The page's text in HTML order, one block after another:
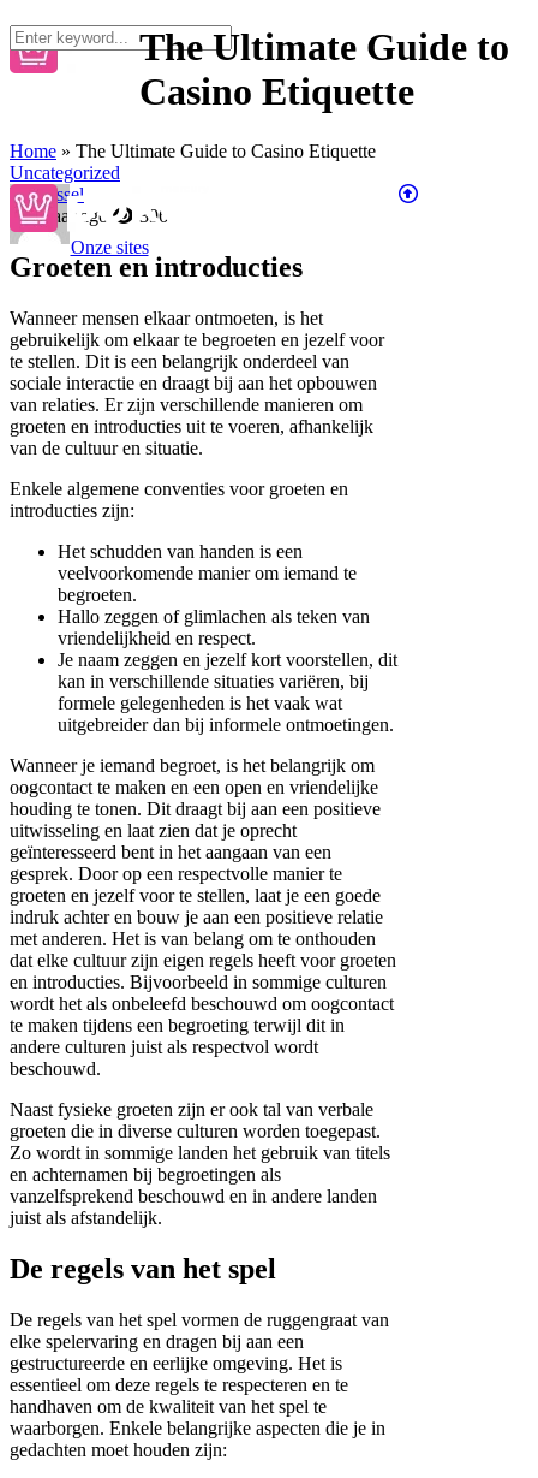
The Ultimate Guide to
Casino Etiquette
Home » The Ultimate Guide to Casino Etiquette
Uncategorized
byHessel
2 jaar ago
396
Groeten en introducties
Wanneer mensen elkaar ontmoeten, is het
gebruikelijk om elkaar te begroeten en jezelf voor
te stellen. Dit is een belangrijk onderdeel van
sociale interactie en draagt bij aan het opbouwen
van relaties. Er zijn verschillende manieren om
groeten en introducties uit te voeren, afhankelijk
van de cultuur en situatie.
Enkele algemene conventies voor groeten en
introducties zijn:
Het schudden van handen is een
veelvoorkomende manier om iemand te
begroeten.
Hallo zeggen of glimlachen als teken van
vriendelijkheid en respect.
Je naam zeggen en jezelf kort voorstellen, dit
kan in verschillende situaties variëren, bij
formele gelegenheden is het vaak wat
uitgebreider dan bij informele ontmoetingen.
Wanneer je iemand begroet, is het belangrijk om
oogcontact te maken en een open en vriendelijke
houding te tonen. Dit draagt bij aan een positieve
uitwisseling en laat zien dat je oprecht
geïnteresseerd bent in het aangaan van een
gesprek. Door op een respectvolle manier te
groeten en jezelf voor te stellen, laat je een goede
indruk achter en bouw je aan een positieve relatie
met anderen. Het is van belang om te onthouden
dat elke cultuur zijn eigen regels heeft voor groeten
en introducties. Bijvoorbeeld in sommige culturen
wordt het als onbeleefd beschouwd om oogcontact
te maken tijdens een begroeting terwijl dit in
andere culturen juist als respectvol wordt
beschouwd.
Naast fysieke groeten zijn er ook tal van verbale
groeten die in diverse culturen worden toegepast.
Zo wordt in sommige landen het gebruik van titels
en achternamen bij begroetingen als
vanzelfsprekend beschouwd en in andere landen
juist als afstandelijk.
De regels van het spel
De regels van het spel vormen de ruggengraat van
elke spelervaring en dragen bij aan een
gestructureerde en eerlijke omgeving. Het is
essentieel om deze regels te respecteren en te
handhaven om de kwaliteit van het spel te
waarborgen. Enkele belangrijke aspecten die je in
gedachten moet houden zijn:
Onze sites